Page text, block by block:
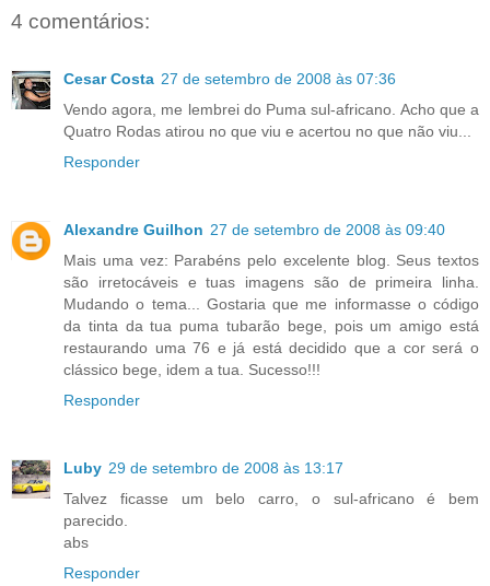
4 comentários:
Cesar Costa 27 de setembro de 2008 às 07:36
Vendo agora, me lembrei do Puma sul-africano. Acho que a
Quatro Rodas atirou no que viu e acertou no que não viu...
Responder
Alexandre Guilhon 27 de setembro de 2008 às 09:40
Mais uma vez: Parabéns pelo excelente blog. Seus textos
são irretocáveis e tuas imagens são de primeira linha.
Mudando o tema... Gostaria que me informasse o código
da tinta da tua puma tubarão bege, pois um amigo está
restaurando uma 76 e já está decidido que a cor será o
clássico bege, idem a tua. Sucesso!!!
Responder
Luby 29 de setembro de 2008 às 13:17
Talvez ficasse um belo carro, o sul-africano é bem
parecido.
abs
Responder